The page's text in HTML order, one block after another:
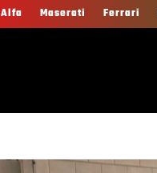
Alfa Maserati Ferrari